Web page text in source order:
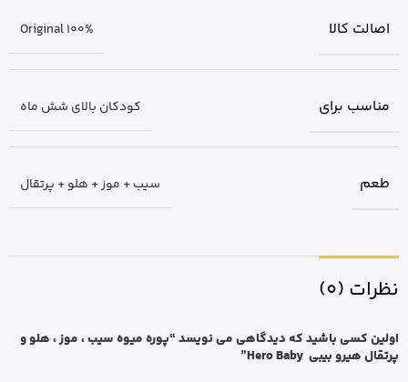
اصالت کالا Original 100%
مناسب برای کودکان بالای شش ماه
طعم سیب + موز + هلو + پرتقال
نظرات (0)
اولین کسی باشید که دیدگاهی می نویسد “پوره میوه سیب ، موز ، هلو و
پرتقال هیرو بیبی Hero Baby”